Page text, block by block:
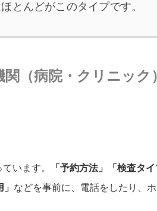
とんどがこのタイプです。
（病院・クリニック
います。
「予約方法」「検査タ
などを事前に、電話をしたり、